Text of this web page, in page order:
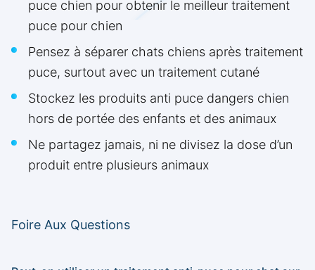
puce chien pour obtenir le meilleur traitement
puce pour chien
Pensez à séparer chats chiens après traitement
puce, surtout avec un traitement cutané
Stockez les produits anti puce dangers chien
hors de portée des enfants et des animaux
Ne partagez jamais, ni ne divisez la dose d’un
produit entre plusieurs animaux
Foire Aux Questions